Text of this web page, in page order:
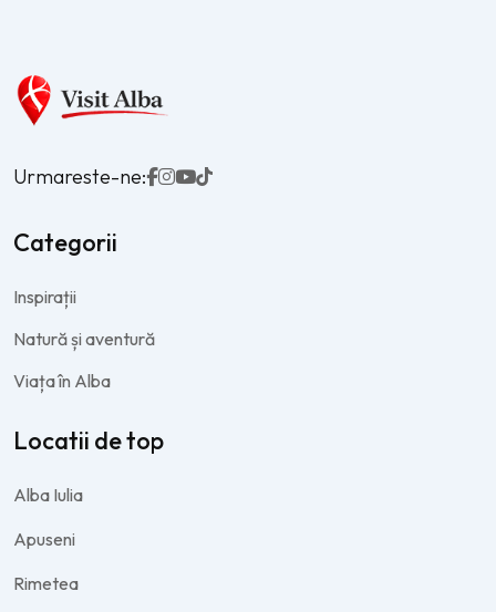
Urmareste-ne:
Categorii
Inspirații
Natură și aventură
Viața în Alba
Locatii de top
Alba Iulia
Apuseni
Rimetea